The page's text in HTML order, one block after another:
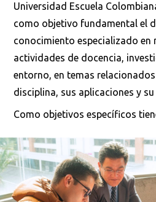
Universidad Escuela
como objetivo fundamental el
conocimiento especializado en
actividades de docencia,
entorno, en temas
disciplina, sus aplicaciones y su
Como objetivos específicos